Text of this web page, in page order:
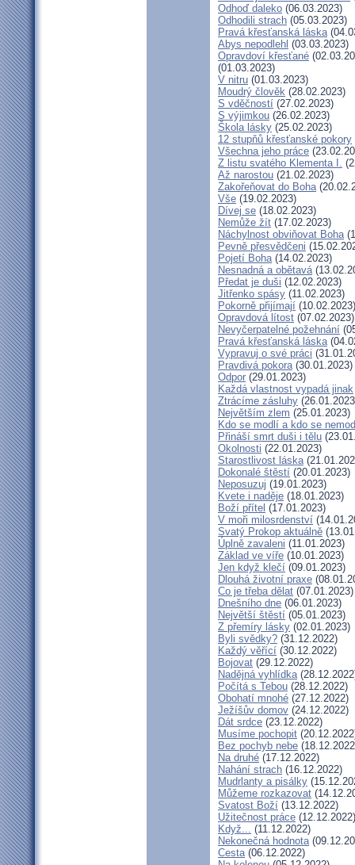
Odhoď daleko (06.03.2023)
Odhodili strach (05.03.2023)
Pravá křesťanská láska
Abys nepodlehl (03.03.2023)
Opravdoví křesťané
(01.03.2023)
V nitru (01.03.2023)
Moudrý člověk (28.02.2023)
S vděčností (27.02.2023)
S výjimkou (26.02.2023)
Škola lásky (25.02.2023)
12 stupňů křesťanské pokory
Všechna jeho práce
Z listu svatého Klementa I.
Až narostou (21.02.2023)
Zakořeňovat do Boha
Vše (19.02.2023)
Dívej se (18.02.2023)
Nemůže žít (17.02.2023)
Náchylnost obviňovat Boha
Pevně přesvědčeni
Pojetí Boha(14.02.2023)
Nesnadná a obětavá
Předat je duši (12.02.2023)
Jitřenko spásy (11.02.2023)
Pokorně přijímají (10.02.2023)
Opravdová lítost (07.02.2023)
Nevyčerpatelné požehnání
Pravá křesťanská láska
Vypravuj o své práci
Pravdivá pokora(30.01.2023)
Odpor (29.01.2023)
Každá vlastnost vypadá jinak
Ztrácíme zásluhy
Největším zlem (25.01.2023)
Kdo se modlí a kdo se
Přináší smrt duši i tělu
Okolnosti (22.01.2023)
Starostlivost láska
Dokonalé štěstí (20.01.2023)
Neposuzuj (19.01.2023)
Kvete i naděje (18.01.2023)
Boží přítel (17.01.2023)
V moři milosrdenství
Svatý Prokop aktuálně
Úplně zavaleni (11.01.2023)
Základ ve víře (10.01.2023)
Jen když klečí (09.01.2023)
Dlouhá životní praxe
Co je třeba dělat (07.01.2023)
Dnešního dne (06.01.2023)
Největší štěstí (05.01.2023)
Z přemíry lásky (02.01.2023)
Byli svědky? (31.12.2022)
Každý věřící (30.12.2022)
Bojovat (29.12.2022)
Nadějná vyhlídka
Počítá s Tebou (28.12.2022)
Obohatí mnohé (27.12.2022)
Ježíšův domov (24.12.2022)
Dát srdce (23.12.2022)
Musíme pochopit
Bez pochyb nebe
Na druhé (17.12.2022)
Nahání strach (16.12.2022)
Mudrlanty a pisálky
Můžeme rozkazovat
Svatost Boží (13.12.2022)
Užitečnost práce (12.12.2022)
Když... (11.12.2022)
Nekonečná hodnota
Cesta(06.12.2022)